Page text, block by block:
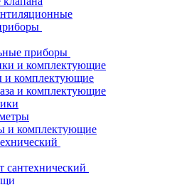
приборы
и комплектующие
и комплектующие
и комплектующие
и комплектующие
сантехнический